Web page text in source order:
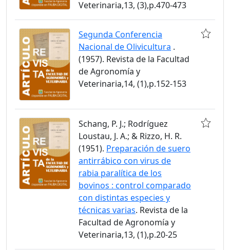
Veterinaria,13, (3),p.470-473
Segunda Conferencia
Nacional de Olivicultura .
(1957). Revista de la Facultad
de Agronomía y
Veterinaria,14, (1),p.152-153
Schang, P. J.; Rodríguez
Loustau, J. A.; & Rizzo, H. R.
(1951). Preparación de suero
antirrábico con virus de
rabia paralítica de los
bovinos : control comparado
con distintas especies y
técnicas varias. Revista de la
Facultad de Agronomía y
Veterinaria,13, (1),p.20-25